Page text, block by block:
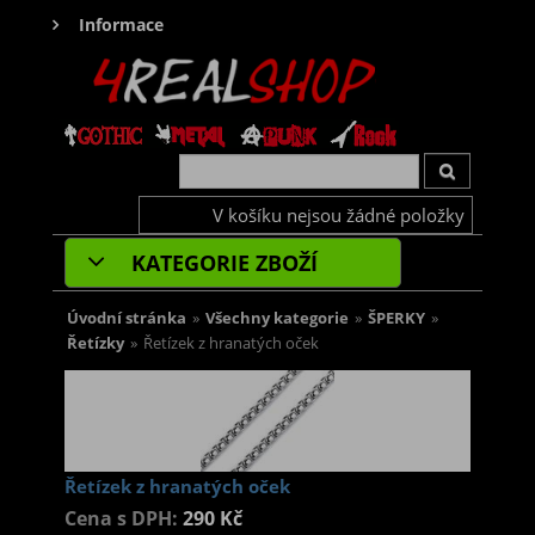
Informace
V košíku nejsou žádné položky
KATEGORIE ZBOŽÍ
Úvodní stránka » Všechny kategorie » ŠPERKY »
Řetízky » Řetízek z hranatých oček
Řetízek z hranatých oček
Cena s DPH: 290 Kč